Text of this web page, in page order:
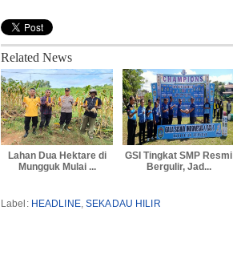
Related News
Lahan Dua Hektare di
Mungguk Mulai ...
GSI Tingkat SMP Resmi
Bergulir, Jad...
Label: HEADLINE,SEKADAU HILIR